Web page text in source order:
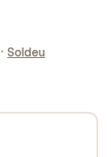
Soldeu